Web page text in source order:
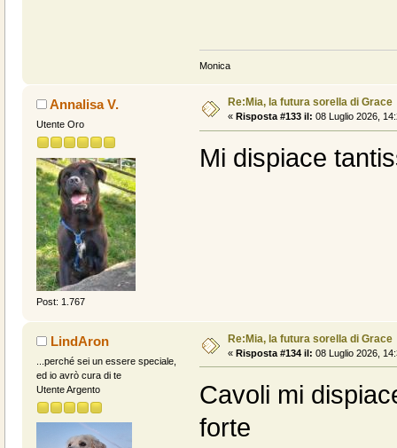
Monica
Annalisa V.
Utente Oro
Post: 1.767
Re:Mia, la futura sorella di Grace
« Risposta #133 il: 08 Luglio 2026,
Mi dispiace
LindAron
...perché sei un essere speciale,
ed io avrò cura di te
Utente Argento
Re:Mia, la futura sorella di Grace
« Risposta #134 il: 08 Luglio 2026,
Cavoli mi
forte